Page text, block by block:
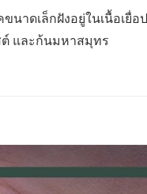
าดเล็กฝังอยู่ในเนื้อเยื่
ต์ และก้นมหาสมุทร